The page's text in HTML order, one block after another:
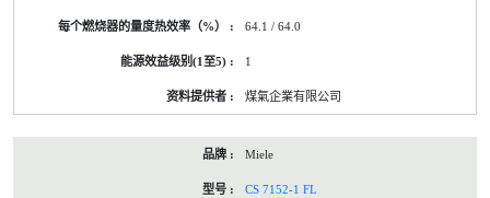
64.1 / 64.0
1
煤氣企業有限公司
Miele
CS 7152-1 FL